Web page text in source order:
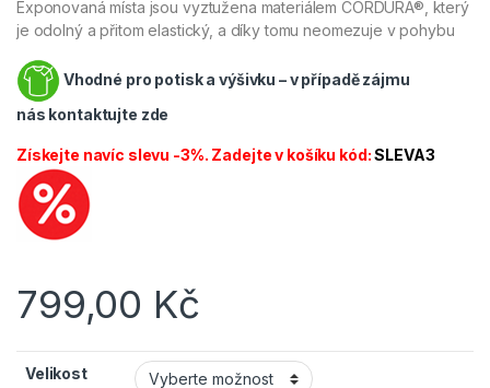
Exponovaná místa jsou vyztužena materiálem CORDURA®, který
je odolný a přitom elastický, a díky tomu neomezuje v pohybu
Vhodné pro potisk a výšivku – v případě zájmu
nás kontaktujte zde
Získejte navíc slevu -3%. Zadejte v košíku kód:SLEVA3
799,00 Kč
Velikost